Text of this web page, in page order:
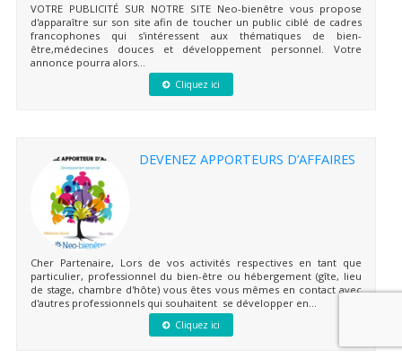
VOTRE PUBLICITÉ SUR NOTRE SITE Neo-bienêtre vous propose
d'apparaître sur son site afin de toucher un public ciblé de cadres
francophones qui s'intéressent aux thématiques de bien-
être,médecines douces et développement personnel. Votre
annonce pourra alors...
Cliquez ici
DEVENEZ APPORTEURS D’AFFAIRES
Cher Partenaire, Lors de vos activités respectives en tant que
particulier, professionnel du bien-être ou hébergement (gîte, lieu
de stage, chambre d'hôte) vous êtes vous mêmes en contact avec
d'autres professionnels qui souhaitent se développer en...
Cliquez ici